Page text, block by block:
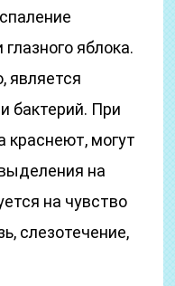
яблока.
является
бактерий. При
краснеют, могут
на
на чувство
слезотечение,